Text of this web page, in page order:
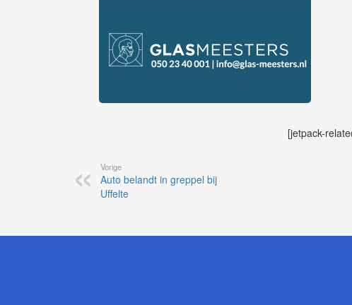
[jetpack-
Vorige
Auto belandt in greppel bij
Uffelte